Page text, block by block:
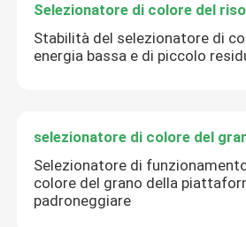
Selezionatore di colore del riso
Stabilità del selezionatore di
energia bassa e di piccolo
selezionatore di colore del
Selezionatore di
colore del grano della
padroneggiare